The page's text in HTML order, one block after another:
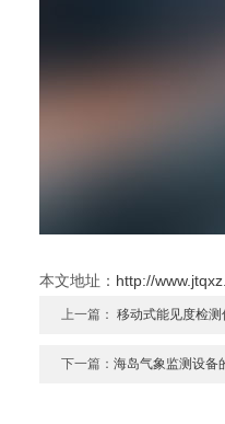
本文地址： http://
上一篇：移动式能见度检
下一篇：海岛气象监测设备